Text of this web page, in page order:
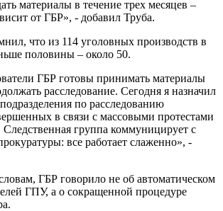
материалы в течение трех месяцев –
от ГБР», - добавил Труба.
что из 114 уголовных производств в
половины – около 50.
ГБР готовы принимать материалы
расследование. Сегодня я назначил
по расследованию
в связи с массовыми протестами
Следственная группа коммуницирует с
все работает слаженно», -
ГБР говорило не об автоматическом
ГПУ, а о сокращенной процедуре